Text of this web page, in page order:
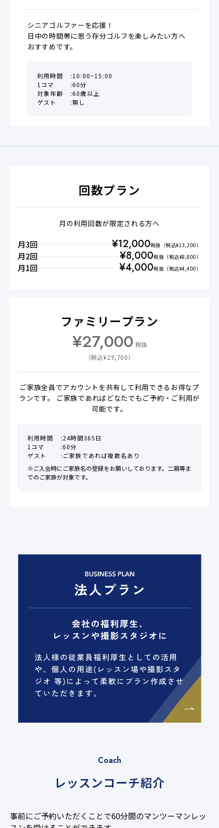
シニアゴルファーを応援！
日中の時間帯に思う存分ゴルフを楽しみたい方へ
おすすめです。
利用時間
10:00~15:00
1コマ
60分
対象年齢
60歳以上
ゲスト
無し
回数プラン
月の利用回数が限定される方へ
月3回 ¥12,000税抜 （税込¥13,200）
月2回 ¥8,000税抜 （税込¥8,800）
月1回 ¥4,000税抜 （税込¥4,400）
ファミリープラン
¥27,000 税抜
（税込¥29,700）
ご家族全員でアカウントを共有して利用できるお得なプ
ランです。 ご家族であればどなたでもご予約・ご利用が
可能です。
利用時間
24時間365日
1コマ
60分
ゲスト
ご家族であれば複数名あり
※ご入会時にご家族名の登録をお願いしております。二親等ま
でのご家族が対象です。
Coach
レッスンコーチ紹介
事前にご予約いただくことで60分間のマンツーマンレッ